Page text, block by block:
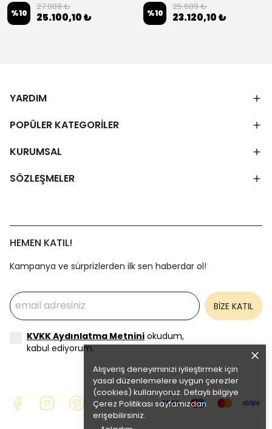
Alışveriş deneyiminizi iyileştirmek için
yasal düzenlemelere uygun çerezler
(cookies) kullanıyoruz. Detaylı bilgiye
Çerez Politikası sayfamızdan
erişebilirsiniz.
%10
27.889 ₺
25.100,10 ₺ %10
25.689 ₺
23.120,10 ₺
YARDIM
POPÜLER KATEGORİLER
KURUMSAL
SÖZLEŞMELER
HEMEN KATIL!
Kampanya ve sürprizlerden ilk sen haberdar ol!
BİZE KATIL
KVKK Aydınlatma Metnini okudum,
kabul ediyorum.